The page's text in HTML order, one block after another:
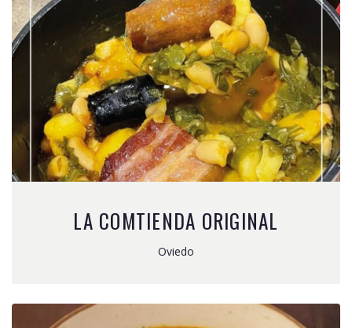
LA COMTIENDA ORIGINAL
Oviedo